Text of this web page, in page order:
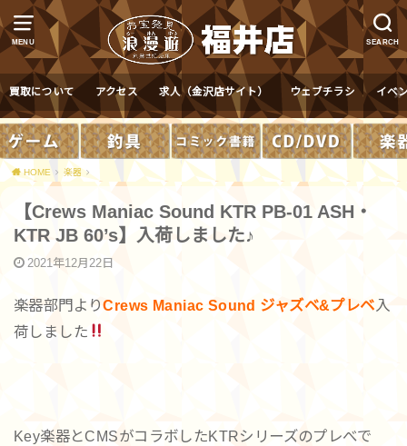
MENU SEARCH
買取について アクセス 求人（金沢店サイト） ウェブチラシ イベ
HOME 楽器
【Crews Maniac Sound KTR PB-01 ASH・
KTR JB 60’s】入荷しました♪
2021年12月22日
楽器部門よりCrews Maniac Sound ジャズベ&プレベ 入
荷しました
Key楽器とCMSがコラボしたKTRシリーズのプレべで